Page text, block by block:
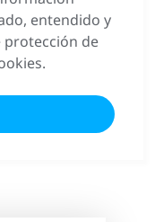
entendido y
protección de